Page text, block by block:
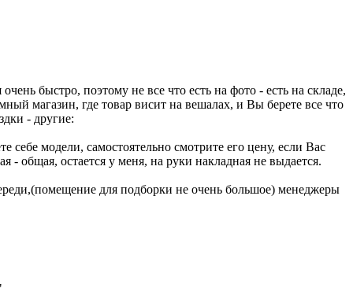
быстро, поэтому не все что есть на фото - есть на складе,
магазин, где товар висит на вешалах, и Вы берете все что
- другие:
модели, самостоятельно смотрите его цену, если Вас
- общая, остается у меня, на руки накладная не выдается.
для подборки не очень большое) менеджеры